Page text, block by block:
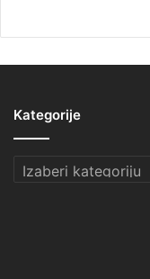
Kategorije
Kategorije